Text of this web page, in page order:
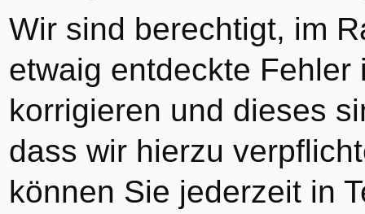
Wir sind berechtigt, im
etwaig entdeckte
korrigieren und dieses
dass wir hierzu
können Sie jederzeit in